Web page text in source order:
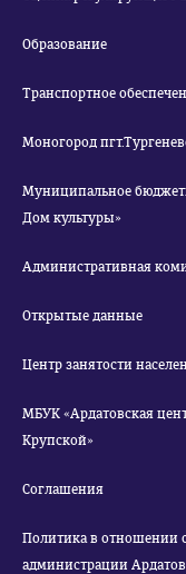
Образование
Транспортное
Моногород
Муниципальное бюджетное
Дом культуры»
Административная
Открытые данные
Центр занятости
МБУК «Ардатовская
Крупской»
Соглашения
Политика в отношении
администрации